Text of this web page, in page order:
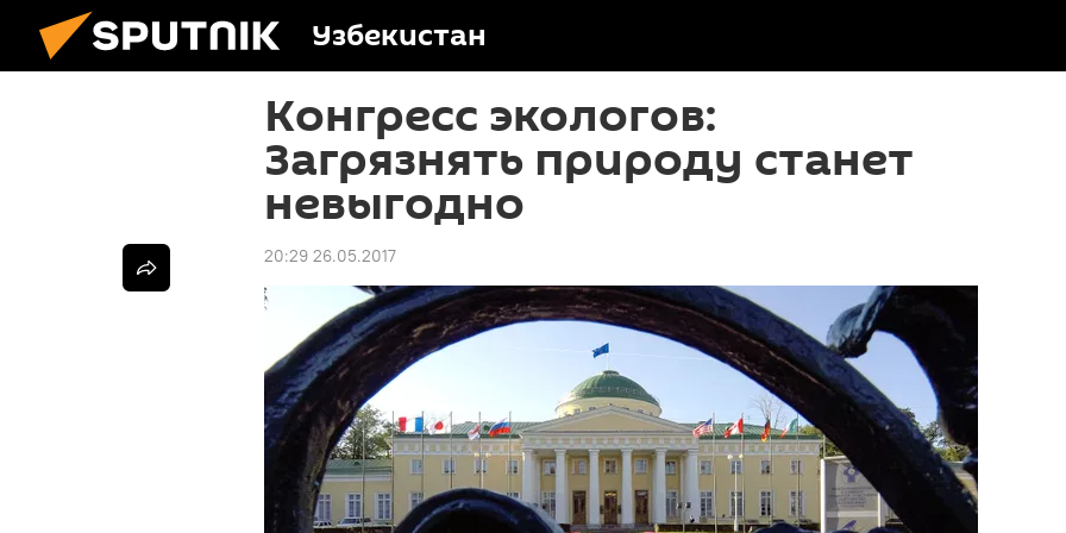
Узбекистан
Конгресс экологов:
Загрязнять природу станет
невыгодно
20:29 26.05.2017